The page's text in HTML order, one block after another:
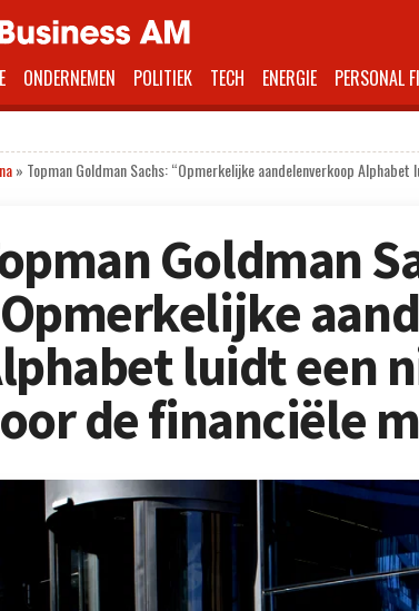
ONDERNEMEN POLITIEK TECH ENERGIE PERSONAL
» Topman Goldman Sachs: “Opmerkelijke aandelenverkoop
Goldman
luidt een
de financiële